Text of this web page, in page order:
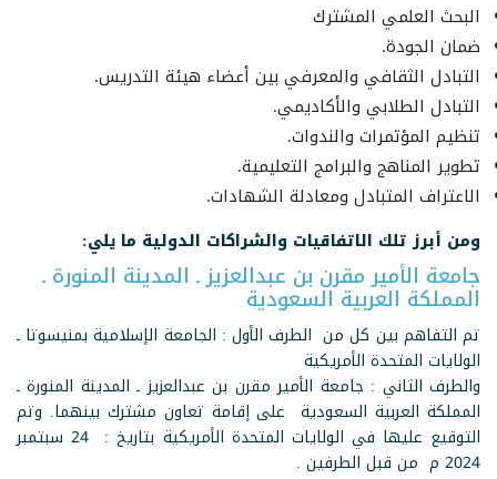
البحث العلمي المشترك
ضمان الجودة.
التبادل الثقافي والمعرفي بين أعضاء هيئة التدريس.
التبادل الطلابي والأكاديمي.
تنظيم المؤتمرات والندوات.
تطوير المناهج والبرامج التعليمية.
الاعتراف المتبادل ومعادلة الشهادات.
ومن أبرز تلك الاتفاقيات والشراكات الدولية ما يلي:
جامعة الأمير مقرن بن عبدالعزيز ـ المدينة المنورة ـ
المملكة العربية السعودية
تم التفاهم بين كل من الطرف الأول : الجامعة الإسلامية بمنيسوتا ـ
الولايات المتحدة الأمريكية
والطرف الثاني : جامعة الأمير مقرن بن عبدالعزيز ـ المدينة المنورة ـ
المملكة العربية السعودية على إقامة تعاون مشترك بينهما. وتم
التوقيع عليها في الولايات المتحدة الأمريكية بتاريخ : 24 سبتمبر
2024 م من قبل الطرفين .